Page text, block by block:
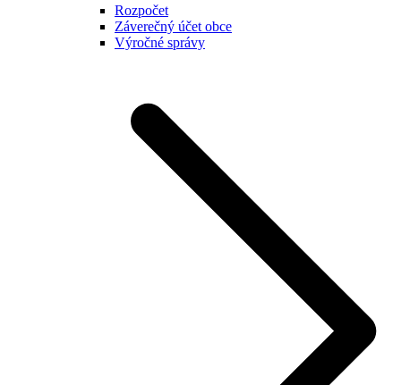
Rozpočet
Záverečný účet obce
Výročné správy